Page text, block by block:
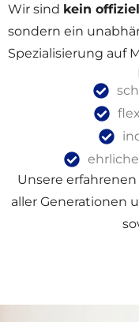
Wir sind kein
sondern ein
Spezialisierung auf
Unsere
aller Generationen